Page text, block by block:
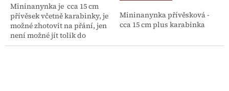
5
hvězdiček.
Mininanynka je cca 15 cm
přívěsek včetně karabinky, je
možné zhotovit na přání, jen
není možné jít tolik do
detailu jako u velké či
Mininanynka přívěsková -
cca 15 cm plus karabinka